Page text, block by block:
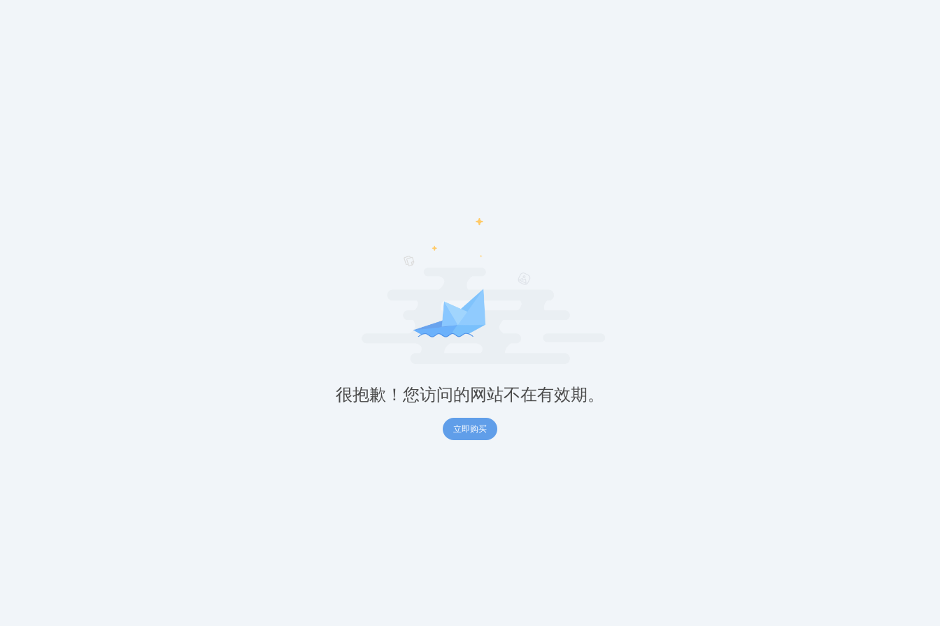
很抱歉！您访问的网站不在有效期。
立即购买